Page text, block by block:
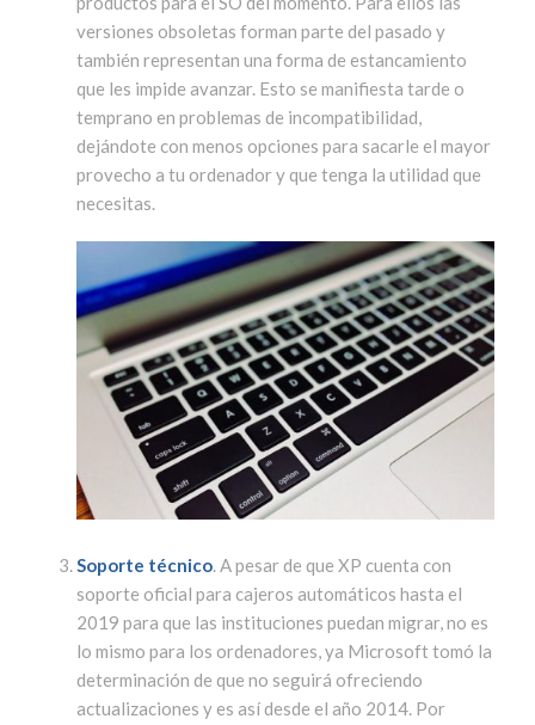
versiones obsoletas forman parte del pasado y
también representan una forma de estancamiento
que les impide avanzar. Esto se manifiesta tarde o
temprano en problemas de incompatibilidad,
dejándote con menos opciones para sacarle el mayor
provecho a tu ordenador y que tenga la utilidad que
necesitas.
Soporte técnico. A pesar de que XP cuenta con
soporte oficial para cajeros automáticos hasta el
2019 para que las instituciones puedan migrar, no es
lo mismo para los ordenadores, ya Microsoft tomó la
determinación de que no seguirá ofreciendo
actualizaciones y es así desde el año 2014. Por